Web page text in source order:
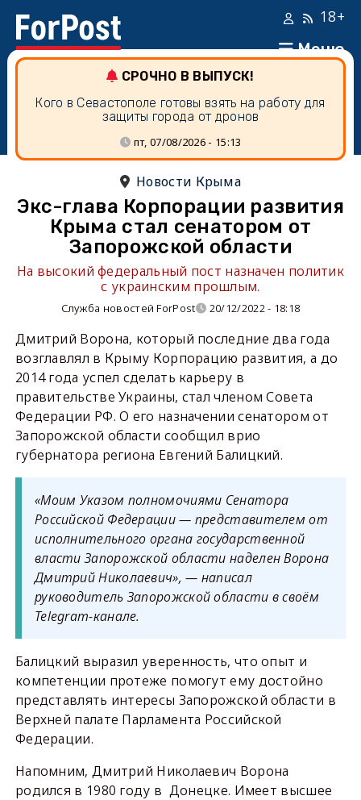
Меню
18+
СРОЧНО В ВЫПУСК!
Кого в Севастополе готовы взять на работу для
защиты города от дронов
пт, 07/08/2026 - 15:13
Новости Крыма
Экс-глава Корпорации развития
Крыма стал сенатором от
Запорожской области
На высокий федеральный пост назначен политик
с украинским прошлым.
Служба новостей ForPost 20/12/2022 - 18:18
Дмитрий Ворона, который последние два года
возглавлял в Крыму Корпорацию развития, а до
2014 года успел сделать карьеру в
правительстве Украины, стал членом Совета
Федерации РФ. О его назначении сенатором от
Запорожской области сообщил врио
губернатора региона Евгений Балицкий.
«Моим Указом полномочиями Сенатора
Российской Федерации — представителем от
исполнительного органа государственной
власти Запорожской области наделен Ворона
Дмитрий Николаевич», — написал
руководитель Запорожской области в своём
Telegram-канале.
Балицкий выразил уверенность, что опыт и
компетенции протеже помогут ему достойно
представлять интересы Запорожской области в
Верхней палате Парламента Российской
Федерации.
Напомним, Дмитрий Николаевич Ворона
родился в 1980 году в Донецке. Имеет высшее